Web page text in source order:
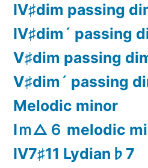
Ⅳ♯dim passing
Ⅳ♯dim´ passing
Ⅴ♯dim passing
Ⅴ♯dim´ passing
Melodic minor
Ⅰｍ△６ melodic
Ⅳ7♯11 Lydian♭7